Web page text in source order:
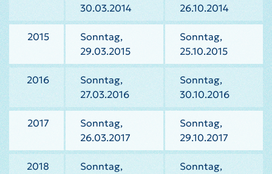
30.03.2014
26.10.2014
2015
Sonntag,
29.03.2015
Sonntag,
25.10.2015
2016
Sonntag,
27.03.2016
Sonntag,
30.10.2016
2017
Sonntag,
26.03.2017
Sonntag,
29.10.2017
2018
Sonntag,
Sonntag,